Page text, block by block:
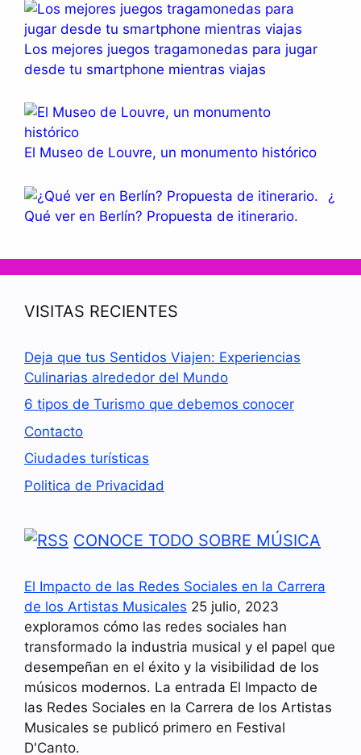
Los mejores juegos tragamonedas para jugar
desde tu smartphone mientras viajas
El Museo de Louvre, un monumento histórico
¿
Qué ver en Berlín? Propuesta de itinerario.
VISITAS RECIENTES
Deja que tus Sentidos Viajen: Experiencias
Culinarias alrededor del Mundo
6 tipos de Turismo que debemos conocer
Contacto
Ciudades turísticas
Politica de Privacidad
CONOCE TODO SOBRE MÚSICA
El Impacto de las Redes Sociales en la Carrera
de los Artistas Musicales 25 julio, 2023
exploramos cómo las redes sociales han
transformado la industria musical y el papel que
desempeñan en el éxito y la visibilidad de los
músicos modernos. La entrada El Impacto de
las Redes Sociales en la Carrera de los Artistas
Musicales se publicó primero en Festival
D'Canto.